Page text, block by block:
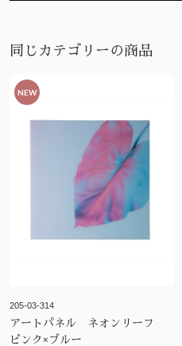
同じカテゴリーの商品
NEW
205-03-314
アートパネル ネオンリーフ
ピンク×ブルー